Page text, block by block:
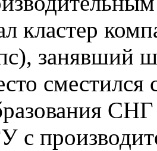
кластер
занявший